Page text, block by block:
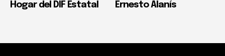
Hogar del DIF Estatal
Ernesto Alanís